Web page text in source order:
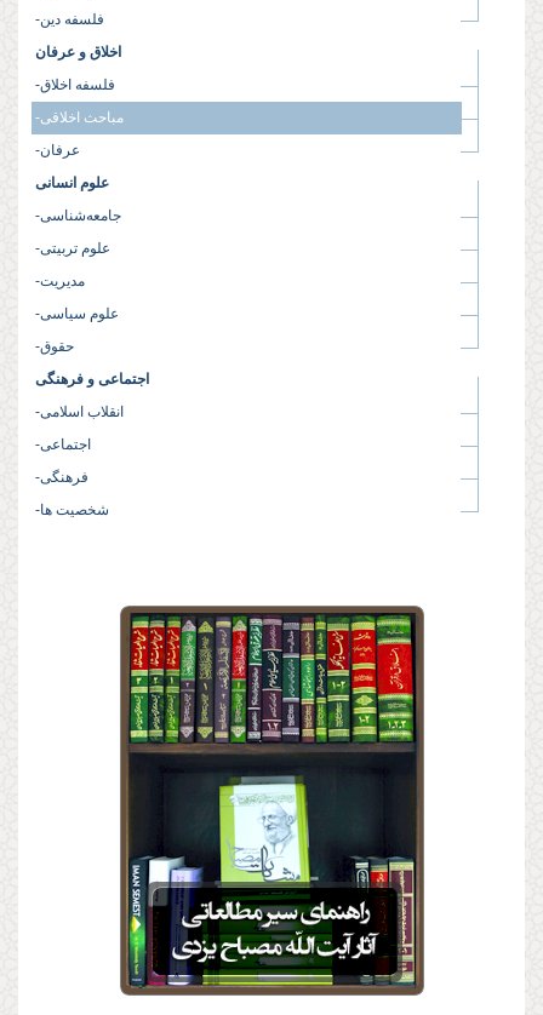
-فلسفه دین
اخلاق و عرفان
-فلسفه اخلاق
-مباحث اخلاقی
-عرفان
علوم انسانی
-جامعه‌شناسی
-علوم تربیتی
-مدیریت
-علوم سیاسی
-حقوق
اجتماعی و فرهنگی
-انقلاب اسلامی
-اجتماعی
-فرهنگی
-شخصیت ها